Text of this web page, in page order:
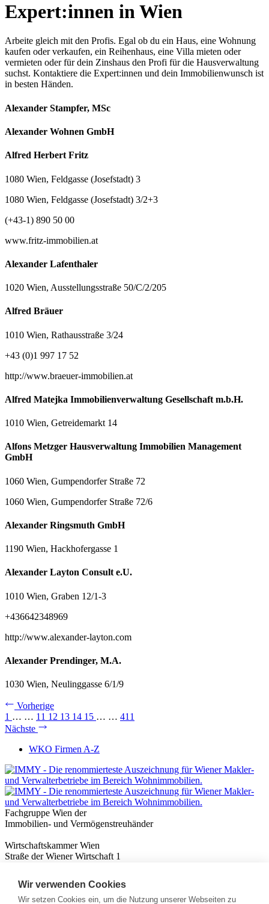
Expert:innen in Wien
Arbeite gleich mit den Profis. Egal ob du ein Haus, eine Wohnung
kaufen oder verkaufen, ein Reihenhaus, eine Villa mieten oder
vermieten oder für dein Zinshaus den Profi für die Hausverwaltung
suchst. Kontaktiere die Expert:innen und dein Immobilienwunsch ist
in besten Händen.
Alexander Stampfer, MSc
Alexander Wohnen GmbH
Alfred Herbert Fritz
1080 Wien, Feldgasse (Josefstadt) 3
1080 Wien, Feldgasse (Josefstadt) 3/2+3
(+43-1) 890 50 00
www.fritz-immobilien.at
Alexander Lafenthaler
1020 Wien, Ausstellungsstraße 50/C/2/205
Alfred Bräuer
1010 Wien, Rathausstraße 3/24
+43 (0)1 997 17 52
http://www.braeuer-immobilien.at
Alfred Matejka Immobilienverwaltung Gesellschaft m.b.H.
1010 Wien, Getreidemarkt 14
Alfons Metzger Hausverwaltung Immobilien Management
GmbH
1060 Wien, Gumpendorfer Straße 72
1060 Wien, Gumpendorfer Straße 72/6
Alexander Ringsmuth GmbH
1190 Wien, Hackhofergasse 1
Alexander Layton Consult e.U.
1010 Wien, Graben 12/1-3
+436642348969
http://www.alexander-layton.com
Alexander Prendinger, M.A.
1030 Wien, Neulinggasse 6/1/9
Vorherige
1 … … 11 12 13 14 15 … … 411
Nächste
WKO Firmen A-Z
Fachgruppe Wien der
Immobilien- und Vermögenstreuhänder
Wirtschaftskammer Wien
Straße der Wiener Wirtschaft 1
Nützliches
Immobilienwissen
Wir verwenden Cookies
Wir setzen Cookies ein, um die Nutzung unserer Webseiten zu